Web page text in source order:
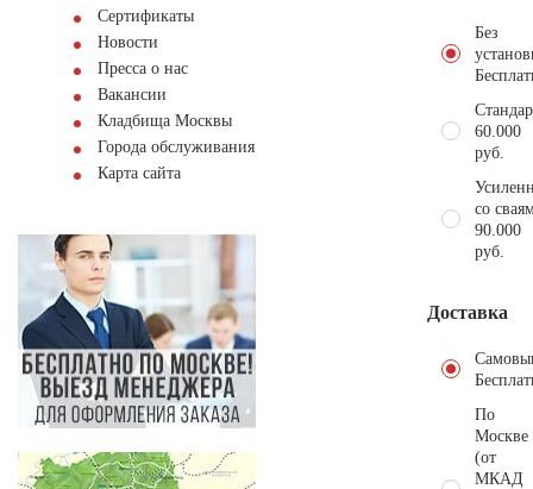
Сертификаты
Новости
Пресса о нас
Вакансии
Кладбища Москвы
Города обслуживания
Карта сайта
Без
60.000
руб.
со
90.000
руб.
Доставка
По
Москве
(от
МКАД